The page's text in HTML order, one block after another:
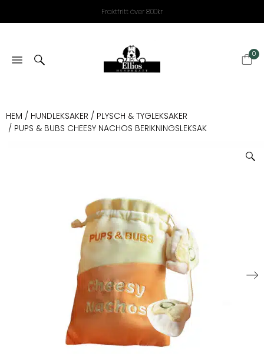
Fraktfritt över 800kr
0
HEM / HUNDLEKSAKER / PLYSCH & TYGLEKSAKER
/ PUPS & BUBS CHEESY NACHOS BERIKNINGSLEKSAK